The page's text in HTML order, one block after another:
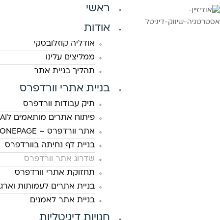
ראשי
אודות
אודליה קוזלובסקי
ממליצים עלינו
תהליך בניית אתר
בניית אתרי וורדפרס
תיק עבודות וורדפרס
פיתוח אתרים מותאמים לAI
אתר וורדפרס – ONEPAGE
בניית דף נחיתה בוורדפרס
שדרוג אתר וורדפרס
תחזוקת אתרי וורדפרס
בניית אתרים לעמותות
בניית אתר לאמנים
חנויות דיגיטליות